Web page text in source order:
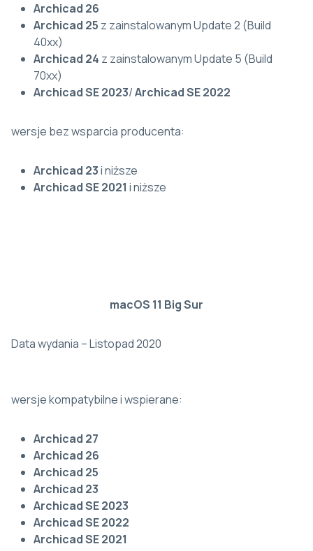
Archicad 26
Archicad 25 z zainstalowanym Update 2 (Build
40xx)
Archicad 24 z zainstalowanym Update 5 (Build
70xx)
Archicad SE 2023/Archicad SE 2022
wersje bez wsparcia producenta:
Archicad 23i niższe
Archicad SE 2021 i niższe
macOS 11 Big Sur
Data wydania – Listopad 2020
wersje kompatybilne i wspierane:
Archicad 27
Archicad 26
Archicad 25
Archicad 23
Archicad SE 2023
Archicad SE 2022
Archicad SE 2021